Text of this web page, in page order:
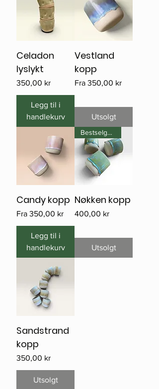
Celadon
lyslykt
Pris
350,00 kr
Legg til i
handlekurv
Vestland
kopp
Fra 350,00 kr
Salgspris
Utsolgt
Candy kopp
Fra 350,00 kr
Salgspris
Legg til i
handlekurv
Bestselger!
Nøkken kopp
Pris
400,00 kr
Utsolgt
Sandstrand
kopp
Pris
350,00 kr
Utsolgt